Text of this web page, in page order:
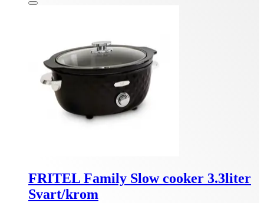
FRITEL Family Slow cooker 3.3liter
Svart/krom